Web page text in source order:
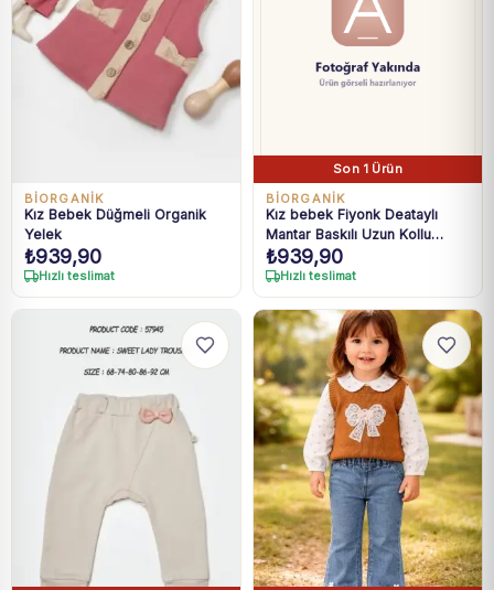
BIORGANIK
Kız Bebek Düğmeli Organik
Yelek
₺939,90
Hızlı teslimat
Son 1 Ürün
BIORGANIK
Kız bebek Fiyonk Deataylı
Mantar Baskılı Uzun Kollu
Organik Takım
₺939,90
Hızlı teslimat